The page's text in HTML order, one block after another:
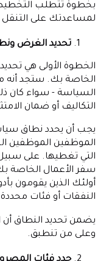
بخطوة تتطلب التخطيط
لمساعدتك على التنقل
تحديد الغرض
الخطوة الأولى هي
الخاصة بك. ستجد أنه
السياسة - سواء كان
التكاليف أو ضمان
يجب أن يحدد نطاق
الموظفين الموظفين
التي تغطيها. على
سفر الأعمال الخاصة
أولئك الذين يقومون
النفقات أو فئات
يضمن تحديد النطاق
وعلى من تنطبق.